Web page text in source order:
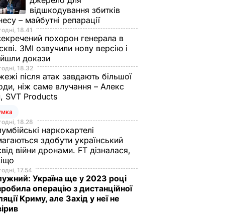
відшкодування збитків
– майбутні репарації
18.41
похорон генерала в
ЗМІ озвучили нову версію і
докази
18.32
після атак завдають більшої
ніж саме влучання – Алекс
SVT Products
18.28
наркокартелі
здобути український
війни дронами. FT дізналася,
17.54
Україна ще у 2023 році
операцію з дистанційної
Криму, але Захід у неї не